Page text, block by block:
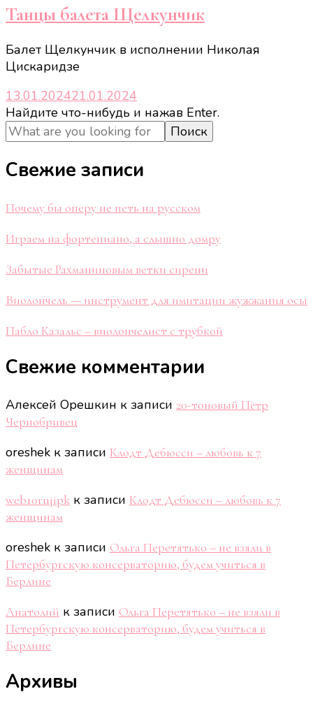
Танцы балета Щелкунчик
Балет Щелкунчик в исполнении Николая
Цискаридзе
13.01.202421.01.2024
Ищите
что-
то?
Найдите что-нибудь и нажав Enter.
Свежие записи
Почему бы оперу не петь на русском
Играем на фортепиано, а слышно домру
Забытые Рахманиновым ветки сирени
Виолончель — инструмент для имитации жужжания осы
Пабло Казальс – виолончелист с трубкой
Свежие комментарии
Алексей Орешкин к записи 20-тоновый Пётр
Чернобривец
oreshek к записи Клодт Дебюсси – любовь к 7
женщинам
web10rujipk к записи Клодт Дебюсси – любовь к 7
женщинам
oreshek к записи Ольга Перетятько – не взяли в
Петербургскую консерваторию, будем учиться в
Берлине
Анатолий к записи Ольга Перетятько – не взяли в
Петербургскую консерваторию, будем учиться в
Берлине
Архивы